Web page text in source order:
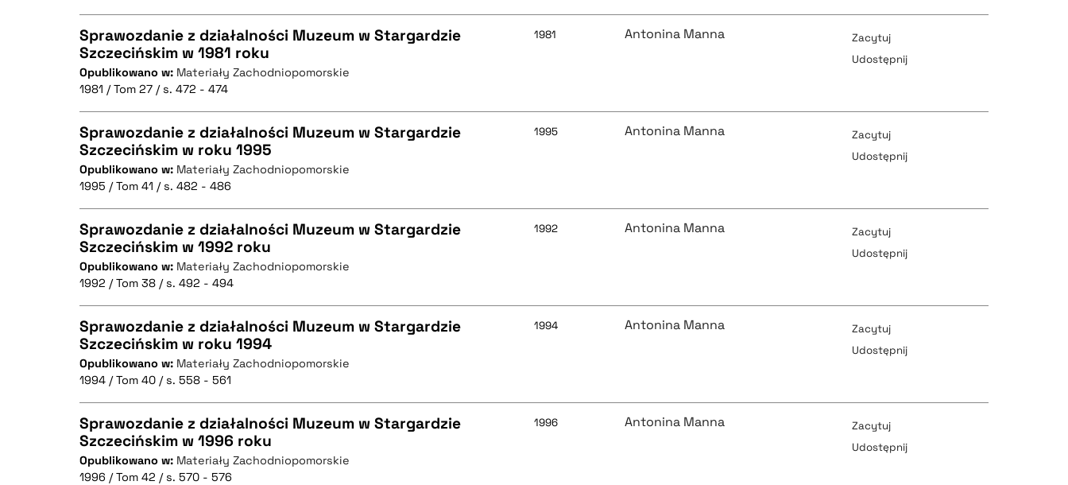
pobierz cytat
BIBTEX
CZYSTY TEKST
pobierz cytat
BIBTEX
Sprawozdanie z działalności Muzeum w Stargardzie
Szczecińskim w 1981 roku
Opublikowano w: Materiały Zachodniopomorskie
1981 / Tom 27 / s. 472 - 474
1981 Antonina Manna
Zacytuj
Udostępnij
CZYSTY TEKST
pobierz cytat
BIBTEX
Sprawozdanie z działalności Muzeum w Stargardzie
Szczecińskim w roku 1995
Opublikowano w: Materiały Zachodniopomorskie
1995 / Tom 41 / s. 482 - 486
1995 Antonina Manna
Zacytuj
Udostępnij
CZYSTY TEKST
pobierz cytat
BIBTEX
Sprawozdanie z działalności Muzeum w Stargardzie
Szczecińskim w 1992 roku
Opublikowano w: Materiały Zachodniopomorskie
1992 / Tom 38 / s. 492 - 494
1992 Antonina Manna
Zacytuj
Udostępnij
CZYSTY TEKST
pobierz cytat
BIBTEX
Sprawozdanie z działalności Muzeum w Stargardzie
Szczecińskim w roku 1994
Opublikowano w: Materiały Zachodniopomorskie
1994 / Tom 40 / s. 558 - 561
1994 Antonina Manna
Zacytuj
Udostępnij
CZYSTY TEKST
Sprawozdanie z działalności Muzeum w Stargardzie
Szczecińskim w 1996 roku
Opublikowano w: Materiały Zachodniopomorskie
1996 / Tom 42 / s. 570 - 576
1996 Antonina Manna
Zacytuj
Udostępnij